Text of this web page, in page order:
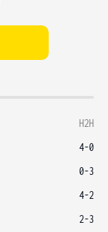
H2H
4-0
0-3
4-2
2-3